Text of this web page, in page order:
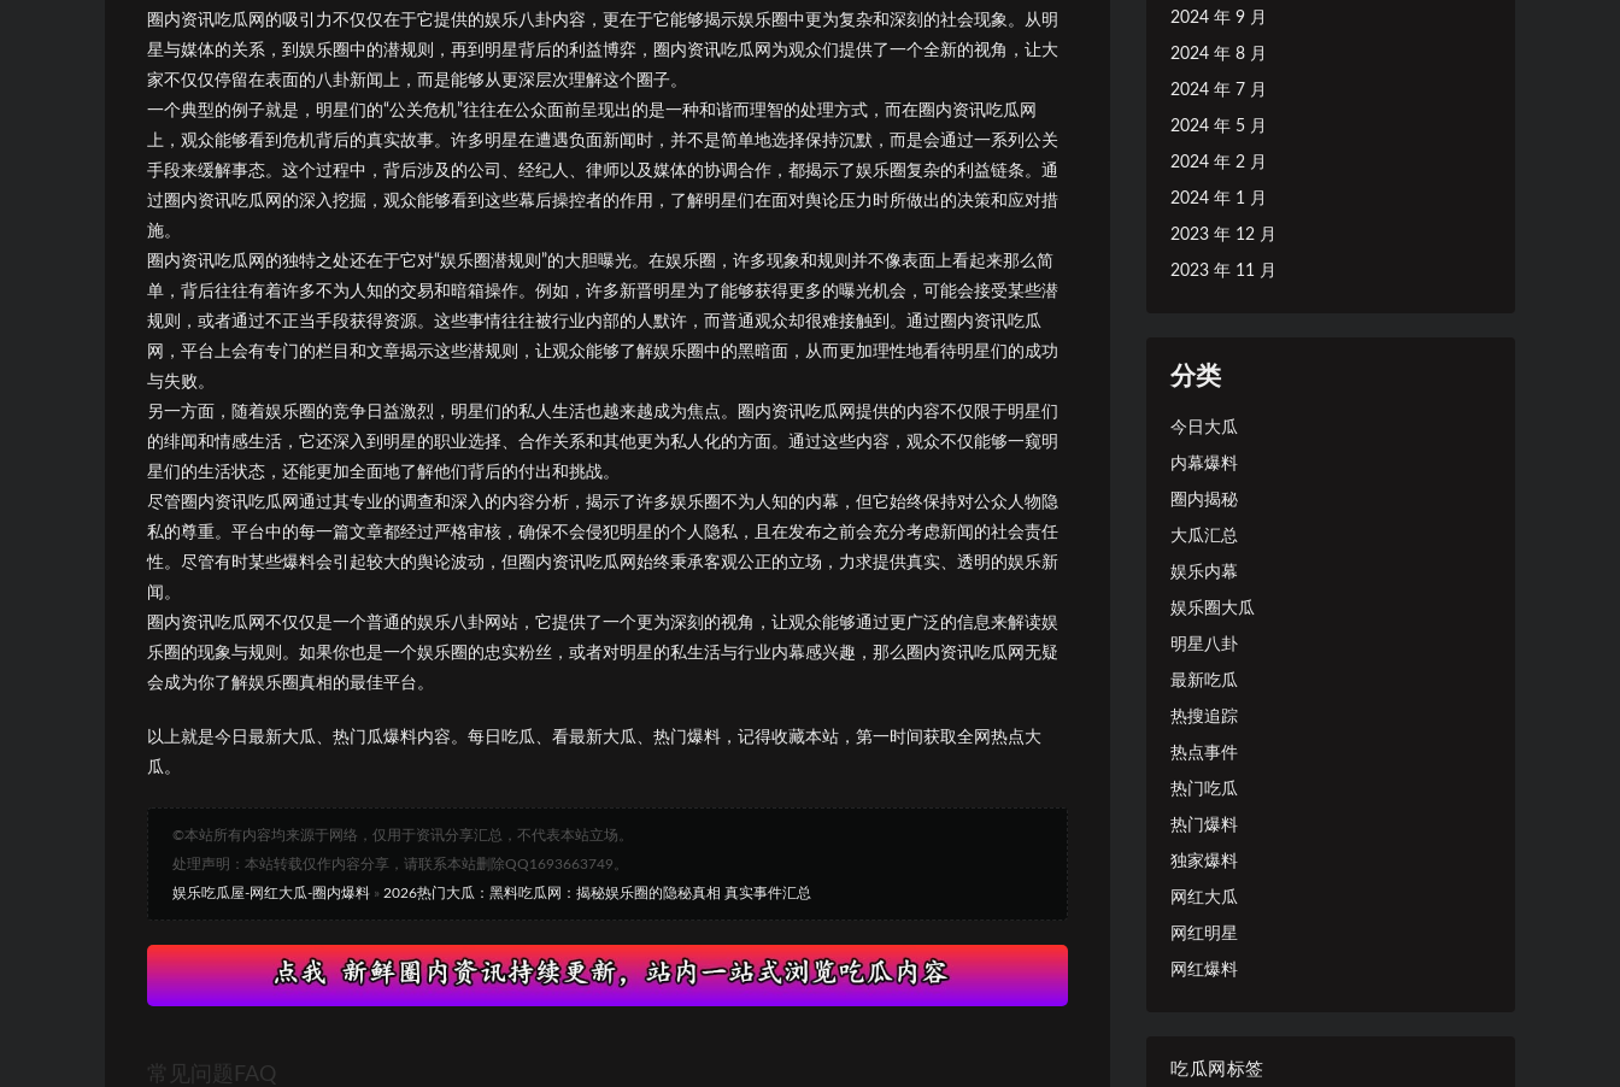
圈内资讯吃瓜网的吸引力不仅仅在于它提供的娱乐八卦内容，更在于它能够揭示娱乐圈中更为复杂和深刻的社会现象。从明
星与媒体的关系，到娱乐圈中的潜规则，再到明星背后的利益博弈，圈内资讯吃瓜网为观众们提供了一个全新的视角，让大
家不仅仅停留在表面的八卦新闻上，而是能够从更深层次理解这个圈子。
一个典型的例子就是，明星们的“公关危机”往往在公众面前呈现出的是一种和谐而理智的处理方式，而在圈内资讯吃瓜网
上，观众能够看到危机背后的真实故事。许多明星在遭遇负面新闻时，并不是简单地选择保持沉默，而是会通过一系列公关
手段来缓解事态。这个过程中，背后涉及的公司、经纪人、律师以及媒体的协调合作，都揭示了娱乐圈复杂的利益链条。通
过圈内资讯吃瓜网的深入挖掘，观众能够看到这些幕后操控者的作用，了解明星们在面对舆论压力时所做出的决策和应对措
施。
圈内资讯吃瓜网的独特之处还在于它对“娱乐圈潜规则”的大胆曝光。在娱乐圈，许多现象和规则并不像表面上看起来那么简
单，背后往往有着许多不为人知的交易和暗箱操作。例如，许多新晋明星为了能够获得更多的曝光机会，可能会接受某些潜
规则，或者通过不正当手段获得资源。这些事情往往被行业内部的人默许，而普通观众却很难接触到。通过圈内资讯吃瓜
网，平台上会有专门的栏目和文章揭示这些潜规则，让观众能够了解娱乐圈中的黑暗面，从而更加理性地看待明星们的成功
与失败。
另一方面，随着娱乐圈的竞争日益激烈，明星们的私人生活也越来越成为焦点。圈内资讯吃瓜网提供的内容不仅限于明星们
的绯闻和情感生活，它还深入到明星的职业选择、合作关系和其他更为私人化的方面。通过这些内容，观众不仅能够一窥明
星们的生活状态，还能更加全面地了解他们背后的付出和挑战。
尽管圈内资讯吃瓜网通过其专业的调查和深入的内容分析，揭示了许多娱乐圈不为人知的内幕，但它始终保持对公众人物隐
私的尊重。平台中的每一篇文章都经过严格审核，确保不会侵犯明星的个人隐私，且在发布之前会充分考虑新闻的社会责任
性。尽管有时某些爆料会引起较大的舆论波动，但圈内资讯吃瓜网始终秉承客观公正的立场，力求提供真实、透明的娱乐新
闻。
圈内资讯吃瓜网不仅仅是一个普通的娱乐八卦网站，它提供了一个更为深刻的视角，让观众能够通过更广泛的信息来解读娱
乐圈的现象与规则。如果你也是一个娱乐圈的忠实粉丝，或者对明星的私生活与行业内幕感兴趣，那么圈内资讯吃瓜网无疑
会成为你了解娱乐圈真相的最佳平台。
以上就是今日最新大瓜、热门瓜爆料内容。每日吃瓜、看最新大瓜、热门爆料，记得收藏本站，第一时间获取全网热点大
瓜。
©本站所有内容均来源于网络，仅用于资讯分享汇总，不代表本站立场。
处理声明：本站转载仅作内容分享，请联系本站删除QQ1693663749。
娱乐吃瓜屋-网红大瓜-圈内爆料 » 2026热门大瓜：黑料吃瓜网：揭秘娱乐圈的隐秘真相 真实事件汇总
常见问题FAQ
2024 年 9 月
2024 年 8 月
2024 年 7 月
2024 年 5 月
2024 年 2 月
2024 年 1 月
2023 年 12 月
2023 年 11 月
分类
今日大瓜
内幕爆料
圈内揭秘
大瓜汇总
娱乐内幕
娱乐圈大瓜
明星八卦
最新吃瓜
热搜追踪
热点事件
热门吃瓜
热门爆料
独家爆料
网红大瓜
网红明星
网红爆料
吃瓜网标签